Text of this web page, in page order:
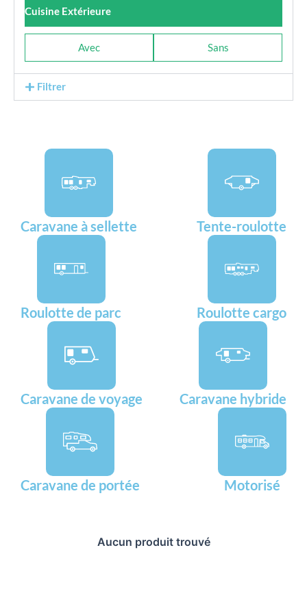
Cuisine Extérieure
Avec Sans
Filtrer
Caravane à sellette Tente-roulotte
Roulotte de parc Roulotte cargo
Caravane de voyage Caravane hybride
Caravane de portée Motorisé
Aucun produit trouvé